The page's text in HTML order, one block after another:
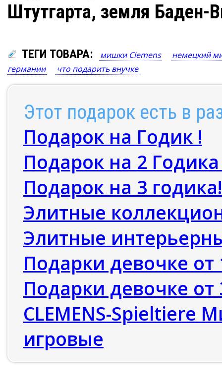
Штутгарта, земля Баден-
ТЕГИ ТОВАРА: мишки Clemens
немецкий
германии
что подарить внучке
Этот подарок есть в
Подарок на Годик !
Подарок на 2
Подарок на 3 годика!
Элитные
Элитные
Подарки девочке от
Подарки девочке от
CLEMENS-
игровые